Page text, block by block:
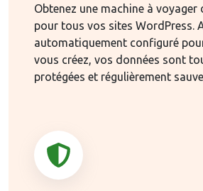
Obtenez une machine à voyager
pour tous vos sites WordPress.
automatiquement configuré
vous créez, vos données sont
protégées et régulièrement